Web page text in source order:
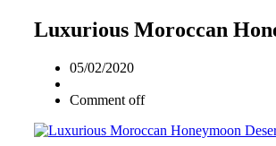
Luxurious Moroccan
05/02/2020
Comment off